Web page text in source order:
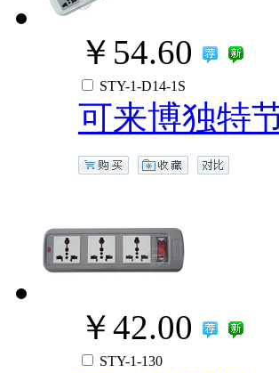
￥54.60
STY-1-D14-1S
可来博独特
￥42.00
STY-1-130